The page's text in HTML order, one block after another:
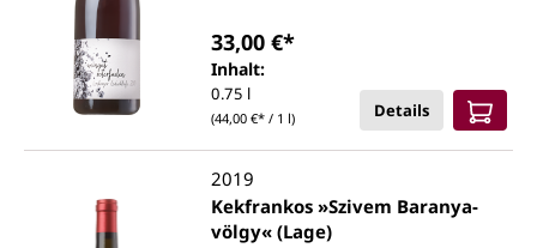
Inhalt:
0.75 l
(44,00 €* / 1 l)
33,00 €*
Details
2019
Kekfrankos »Szivem Baranya-
völgy« (Lage)